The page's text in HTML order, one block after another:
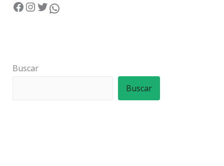
Buscar
Buscar